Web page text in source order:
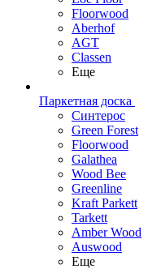
Floorwood
Aberhof
AGT
Classen
Еще
Паркетная доска
Синтерос
Green Forest
Floorwood
Galathea
Wood Bee
Greenline
Kraft Parkett
Tarkett
Amber Wood
Auswood
Еще